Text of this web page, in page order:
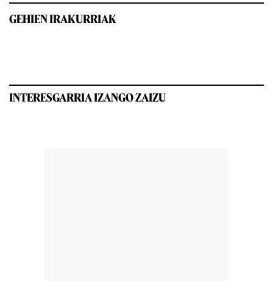
GEHIEN IRAKURRIAK
INTERESGARRIA IZANGO ZAIZU